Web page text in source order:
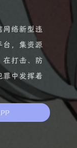
络新型违
，集资源
在打击、防
罪中发挥着